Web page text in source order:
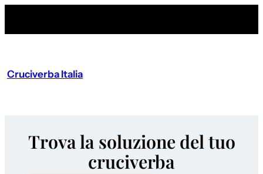
Cruciverba Italia
Trova la soluzione del tuo
cruciverba